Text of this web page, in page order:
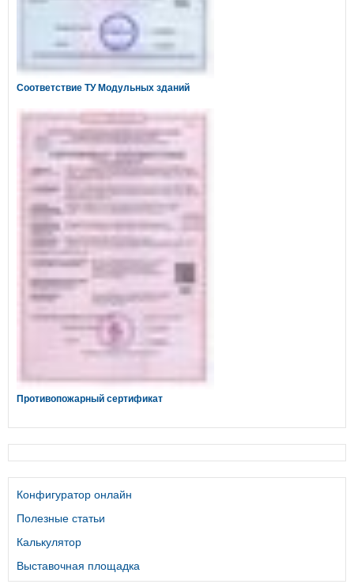
Соответствие ТУ Модульных зданий
Противопожарный сертификат
Конфигуратор онлайн
Полезные статьи
Калькулятор
Выставочная площадка